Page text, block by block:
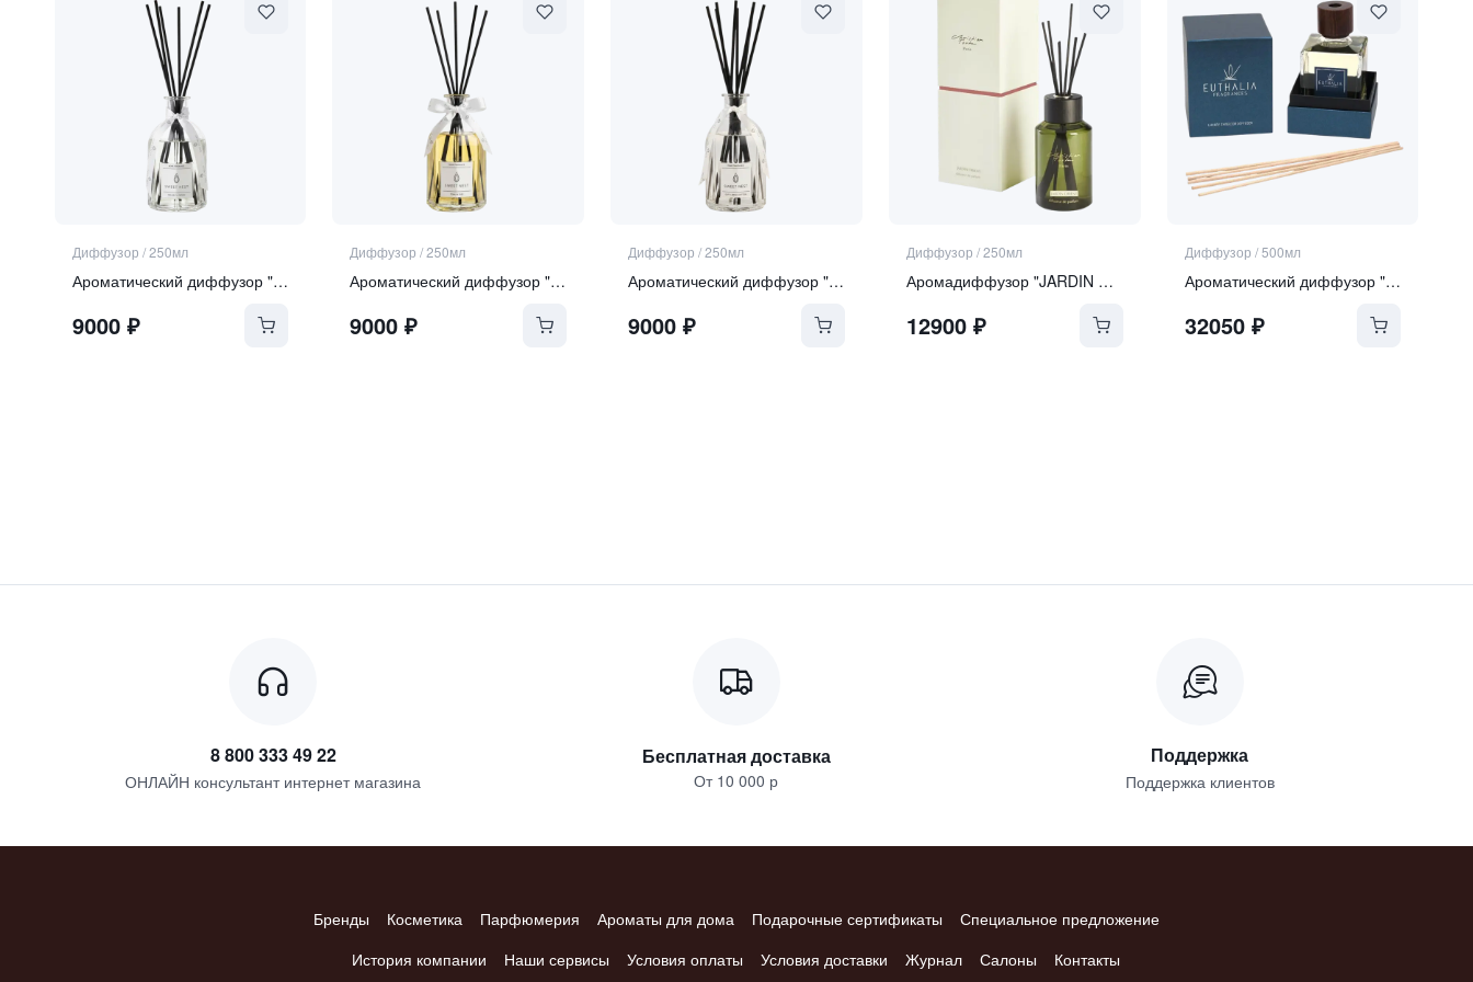
Диффузор /250мл
Ароматический диффузор "Sea Salt and Orchid"
9000₽
Диффузор /250мл
Ароматический диффузор "Tonka and Oud"
9000 ₽
Диффузор /250мл
Ароматический диффузор "Soft Linen & Cotton"
9000 ₽
Диффузор /250мл
Аромадиффузор "JARDIN ORIENT"
12900₽
Диффузор /500мл
Ароматический диффузор "Zanzibar"
32050₽
8 800 333 49 22
ОНЛАЙН консультант интернет магазина
Бесплатная доставка
От 10 000 р
Поддержка
Поддержка клиентов
Бренды Косметика Парфюмерия Ароматы для дома Подарочные сертификаты
Специальное предложение
История компании
Наши сервисы Условия оплаты Условия доставки Журнал Салоны Контакты